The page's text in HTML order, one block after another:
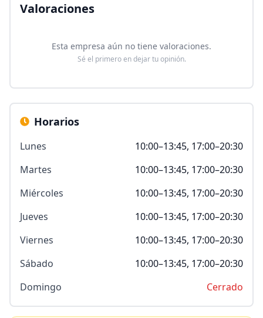
Valoraciones
Esta empresa aún no tiene valoraciones.
Sé el primero en dejar tu opinión.
Horarios
Lunes
10:00–13:45, 17:00–20:30
Martes
10:00–13:45, 17:00–20:30
Miércoles
10:00–13:45, 17:00–20:30
Jueves
10:00–13:45, 17:00–20:30
Viernes
10:00–13:45, 17:00–20:30
Sábado
10:00–13:45, 17:00–20:30
Domingo
Cerrado